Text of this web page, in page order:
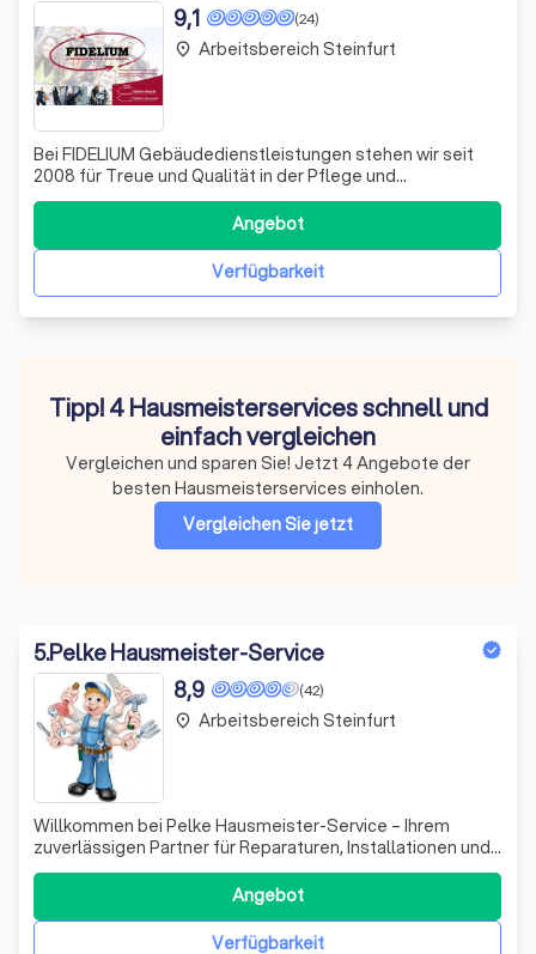
(24)
9,1
Bei FIDELIUM Gebäudedienstleistungen stehen wir seit
2008 für Treue und Qualität in der Pflege und
Instandhaltung Ihrer Immobilien. Unser breites Spektrum
an Dienstleistungen umfasst die professionelle
Gebäudereinigung, umfassende Sicherheitsdienste, die
sorgfältige Grünpflege sowie effiziente Haust
Verfügbarkeit
Angebot
place Arbeitsbereich Steinfurt
Tipp! 4 Hausmeisterservices schnell und
einfach vergleichen
Vergleichen und sparen Sie! Jetzt 4 Angebote der
besten Hausmeisterservices einholen.
Vergleichen Sie jetzt
5.Pelke Hausmeister-Service
(42)
8,9
Willkommen bei Pelke Hausmeister-Service – Ihrem
zuverlässigen Partner für Reparaturen, Installationen und
Renovierungen! Wir zeichnen uns durch unsere
umfassende Expertise und unser Engagement für
höchste Qualität aus. Ob es um kleine Reparaturen oder
umfangreiche Renovierungsprojekte geht, wir ste
Verfügbarkeit
Angebot
place Arbeitsbereich Steinfurt